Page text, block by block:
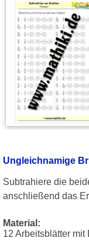
Ungleichnamige
Subtrahiere die
anschließend das
Material:
12 Arbeitsblätter mit